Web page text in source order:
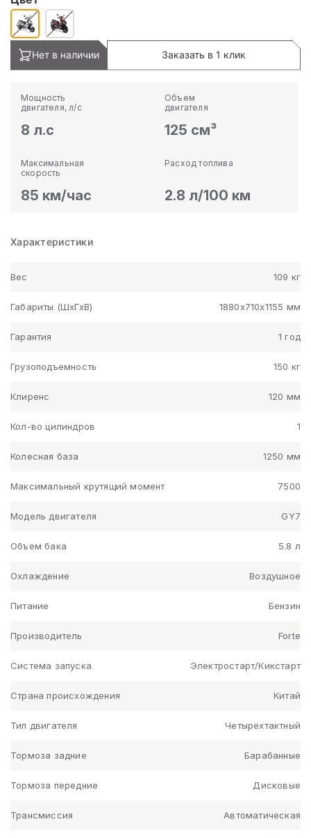
Нет в наличии Заказать в 1 клик
Мощность
двигателя, л/с
8 л.с
Объем
двигателя
125 см³
Максимальная
скорость
85 км/час
Расход топлива
2.8 л/100 км
Характеристики
Вес 109 кг
Габариты (ШхГхВ) 1880х710х1155 мм
Гарантия 1 год
Грузоподъемность 150 кг
Клиренс 120 мм
Кол-во цилиндров 1
Колесная база 1250 мм
Максимальный крутящий момент 7500
Модель двигателя GY7
Объем бака 5.8 л
Охлаждение Воздушное
Питание Бензин
Производитель Forte
Система запуска Электростарт/Кикстарт
Страна происхождения Китай
Тип двигателя Четырехтактный
Тормоза задние Барабанные
Тормоза передние Дисковые
Трансмиссия Автоматическая